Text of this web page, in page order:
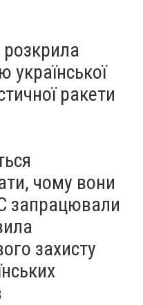
української
ракети
чому вони
запрацювали
захисту